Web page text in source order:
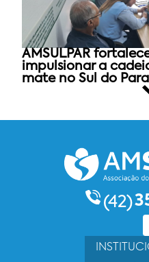
AMSULPAR
impulsionar a
mate no Sul do
(42)